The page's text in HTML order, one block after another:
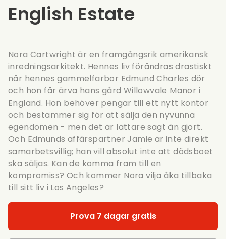
English Estate
Nora Cartwright är en framgångsrik amerikansk
inredningsarkitekt. Hennes liv förändras drastiskt
när hennes gammelfarbor Edmund Charles dör
och hon får ärva hans gård Willowvale Manor i
England. Hon behöver pengar till ett nytt kontor
och bestämmer sig för att sälja den nyvunna
egendomen - men det är lättare sagt än gjort.
Och Edmunds affärspartner Jamie är inte direkt
samarbetsvillig; han vill absolut inte att dödsboet
ska säljas. Kan de komma fram till en
kompromiss? Och kommer Nora vilja åka tillbaka
till sitt liv i Los Angeles?
Prova 7 dagar gratis